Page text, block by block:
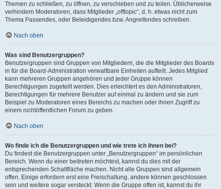
Themen zu schließen, zu öffnen, zu verschieben und zu teilen. Üblicherweise
verhindern Moderatoren, dass Mitglieder „offtopic“, d. h. etwas nicht zum
Thema Passendes, oder Beleidigendes bzw. Angreifendes schreiben.
Nach oben
Was sind Benutzergruppen?
Benutzergruppen sind Gruppen von Mitgliedern, die die Mitglieder des Boards
in für die Board-Administration verwaltbare Einheiten aufteilt. Jedes Mitglied
kann mehreren Gruppen angehören und jeder Gruppe können
Berechtigungen zugeteilt werden. Dies erleichtert es den Administratoren,
Berechtigungen für mehrere Benutzer auf einmal zu ändern und sie zum
Beispiel zu Moderatoren eines Bereichs zu machen oder ihnen Zugriff zu
einem nichtöffentlichen Forum zu geben.
Nach oben
Wo finde ich die Benutzergruppen und wie trete ich ihnen bei?
Du findest die Benutzergruppen unter „Benutzergruppen“ im persönlichen
Bereich. Wenn du einer beitreten möchtest, kannst du dies mit der
entsprechenden Schaltfläche machen. Nicht alle Gruppen sind allgemein
offen. Einige erfordern erst eine Freischaltung, andere können geschlossen
sein und weitere sogar versteckt. Wenn die Gruppe offen ist, kannst du ihr